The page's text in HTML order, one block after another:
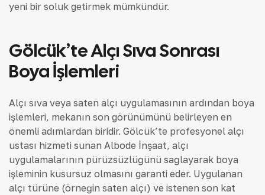
yeni bir soluk getirmek mümkündür.
Gölcük’te Alçı Sıva Sonrası
Boya İşlemleri
Alçı sıva veya saten alçı uygulamasının ardından boya
işlemleri, mekanın son görünümünü belirleyen en
önemli adımlardan biridir. Gölcük’te profesyonel alçı
ustası hizmeti sunan Albode İnşaat, alçı
uygulamalarının pürüzsüzlüğünü sağlayarak boya
işleminin kusursuz olmasını garanti eder. Uygulanan
alçı türüne (örneğin saten alçı) ve istenen son kat